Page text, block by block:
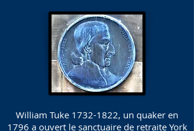
William Tuke 1732-1822, un quaker en
1796 a ouvert le sanctuaire de retraite York